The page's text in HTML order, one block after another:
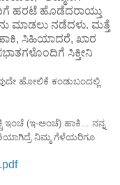
ಹರಟೆ ಹೊಡೆದರಾಯ್ತು
ಮಾಡಲು ನಡೆದಳು. ಮತ್ತೆ
ಹಾಕಿ, ಸಿಹಿಯಾದರೆ, ಖಾರ
ಸಿಕ್ತೀನಿ
ಹೋಲಿಕೆ ಕಂಡುಬಂದಲ್ಲಿ
ಇಂಚೆ (ಇ-ಅಂಚೆ) ಹಾಕಿ... ನನ್ನ
ನಿಮ್ಮ ಗೆಳೆಯರಿಗೂ